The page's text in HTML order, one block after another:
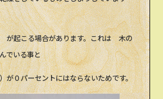
起こる場合があります。これは 木の
でいる事と
が０パーセントにはならないためです。